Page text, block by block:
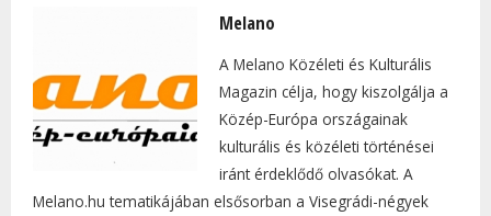
Melano
A Melano Közéleti és Kulturális
Magazin célja, hogy kiszolgálja a
Közép-Európa országainak
kulturális és közéleti történései
iránt érdeklődő olvasókat. A
Melano.hu tematikájában elsősorban a Visegrádi-négyek